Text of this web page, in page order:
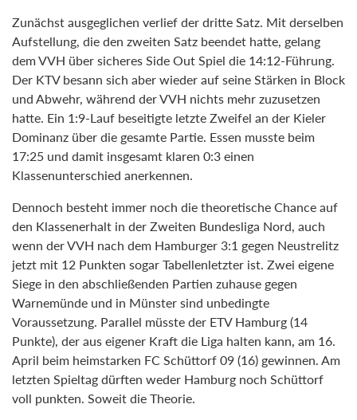
Zunächst ausgeglichen verlief der dritte Satz. Mit derselben
Aufstellung, die den zweiten Satz beendet hatte, gelang
dem VVH über sicheres Side Out Spiel die 14:12-Führung.
Der KTV besann sich aber wieder auf seine Stärken in Block
und Abwehr, während der VVH nichts mehr zuzusetzen
hatte. Ein 1:9-Lauf beseitigte letzte Zweifel an der Kieler
Dominanz über die gesamte Partie. Essen musste beim
17:25 und damit insgesamt klaren 0:3 einen
Klassenunterschied anerkennen.
Dennoch besteht immer noch die theoretische Chance auf
den Klassenerhalt in der Zweiten Bundesliga Nord, auch
wenn der VVH nach dem Hamburger 3:1 gegen Neustrelitz
jetzt mit 12 Punkten sogar Tabellenletzter ist. Zwei eigene
Siege in den abschließenden Partien zuhause gegen
Warnemünde und in Münster sind unbedingte
Voraussetzung. Parallel müsste der ETV Hamburg (14
Punkte), der aus eigener Kraft die Liga halten kann, am 16.
April beim heimstarken FC Schüttorf 09 (16) gewinnen. Am
letzten Spieltag dürften weder Hamburg noch Schüttorf
voll punkten. Soweit die Theorie.